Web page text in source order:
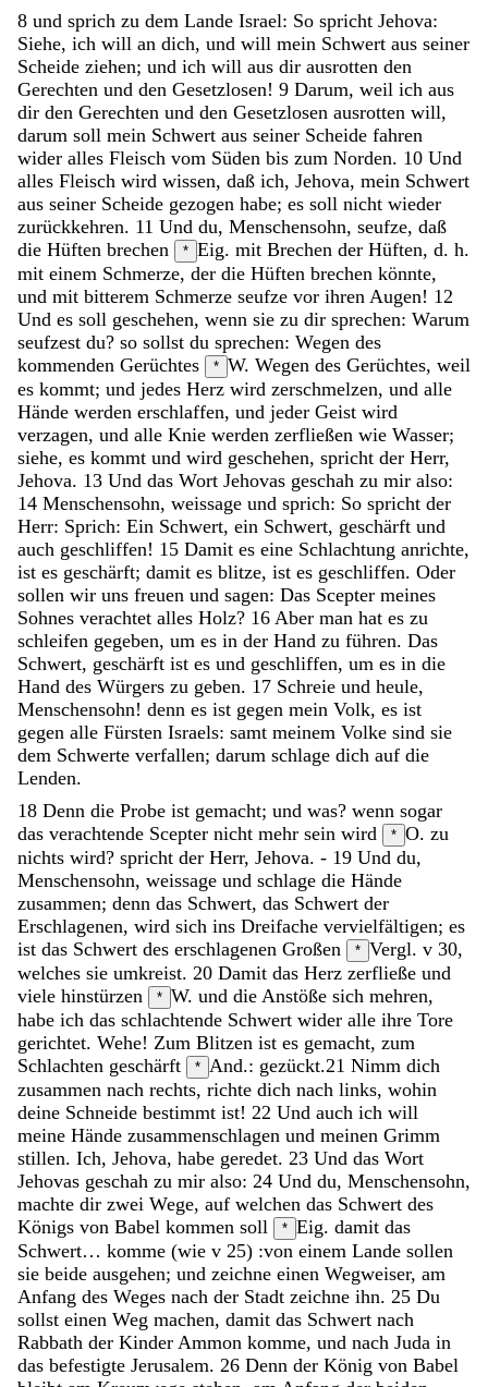
8 und sprich zu dem Lande Israel: So spricht Jehova:
Siehe, ich will an dich, und will mein Schwert aus seiner
Scheide ziehen; und ich will aus dir ausrotten den
Gerechten und den Gesetzlosen! 9 Darum, weil ich aus
dir den Gerechten und den Gesetzlosen ausrotten will,
darum soll mein Schwert aus seiner Scheide fahren
wider alles Fleisch vom Süden bis zum Norden. 10 Und
alles Fleisch wird wissen, daß ich, Jehova, mein Schwert
aus seiner Scheide gezogen habe; es soll nicht wieder
zurückkehren. 11 Und du, Menschensohn, seufze, daß
die Hüften brechen * Eig. mit Brechen der Hüften, d. h.
mit einem Schmerze, der die Hüften brechen könnte,
und mit bitterem Schmerze seufze vor ihren Augen! 12
Und es soll geschehen, wenn sie zu dir sprechen: Warum
seufzest du? so sollst du sprechen: Wegen des
kommenden Gerüchtes * W. Wegen des Gerüchtes, weil
es kommt; und jedes Herz wird zerschmelzen, und alle
Hände werden erschlaffen, und jeder Geist wird
verzagen, und alle Knie werden zerfließen wie Wasser;
siehe, es kommt und wird geschehen, spricht der Herr,
Jehova. 13 Und das Wort Jehovas geschah zu mir also:
14 Menschensohn, weissage und sprich: So spricht der
Herr: Sprich: Ein Schwert, ein Schwert, geschärft und
auch geschliffen! 15 Damit es eine Schlachtung anrichte,
ist es geschärft; damit es blitze, ist es geschliffen. Oder
sollen wir uns freuen und sagen: Das Scepter meines
Sohnes verachtet alles Holz? 16 Aber man hat es zu
schleifen gegeben, um es in der Hand zu führen. Das
Schwert, geschärft ist es und geschliffen, um es in die
Hand des Würgers zu geben. 17 Schreie und heule,
Menschensohn! denn es ist gegen mein Volk, es ist
gegen alle Fürsten Israels: samt meinem Volke sind sie
dem Schwerte verfallen; darum schlage dich auf die
Lenden.
18 Denn die Probe ist gemacht; und was? wenn sogar
das verachtende Scepter nicht mehr sein wird * O. zu
nichts wird? spricht der Herr, Jehova. - 19 Und du,
Menschensohn, weissage und schlage die Hände
zusammen; denn das Schwert, das Schwert der
Erschlagenen, wird sich ins Dreifache vervielfältigen; es
ist das Schwert des erschlagenen Großen * Vergl. v 30,
welches sie umkreist. 20 Damit das Herz zerfließe und
viele hinstürzen * W. und die Anstöße sich mehren,
habe ich das schlachtende Schwert wider alle ihre Tore
gerichtet. Wehe! Zum Blitzen ist es gemacht, zum
Schlachten geschärft * And.: gezückt.21 Nimm dich
zusammen nach rechts, richte dich nach links, wohin
deine Schneide bestimmt ist! 22 Und auch ich will
meine Hände zusammenschlagen und meinen Grimm
stillen. Ich, Jehova, habe geredet. 23 Und das Wort
Jehovas geschah zu mir also: 24 Und du, Menschensohn,
machte dir zwei Wege, auf welchen das Schwert des
Königs von Babel kommen soll * Eig. damit das
Schwert… komme (wie v 25) :von einem Lande sollen
sie beide ausgehen; und zeichne einen Wegweiser, am
Anfang des Weges nach der Stadt zeichne ihn. 25 Du
sollst einen Weg machen, damit das Schwert nach
Rabbath der Kinder Ammon komme, und nach Juda in
das befestigte Jerusalem. 26 Denn der König von Babel